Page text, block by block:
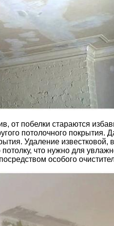
от побелки стараются
потолочного покрытия.
Удаление
что нужно для
особого